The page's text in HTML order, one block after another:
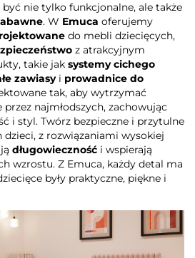
być nie tylko funkcjonalne, ale także
. W Emuca oferujemy
do mebli dziecięcych,
z atrakcyjnym
takie jak systemy cichego
zawiasyi prowadnice do
tak, aby wytrzymać
najmłodszych, zachowując
i styl. Twórz bezpieczne i przytulne
dzieci, z rozwiązaniami wysokiej
długowieczność i wspierają
wzrostu. Z Emuca, każdy detal ma
były praktyczne, piękne i